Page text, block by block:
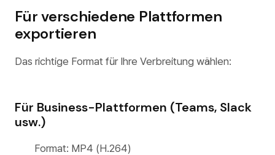
Für verschiedene Plattformen
exportieren
Das richtige Format für Ihre Verbreitung wählen:
Für Business-Plattformen (Teams, Slack
usw.)
Format: MP4 (H.264)